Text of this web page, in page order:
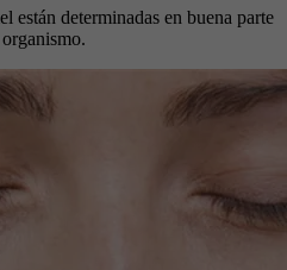
están determinadas en buena parte